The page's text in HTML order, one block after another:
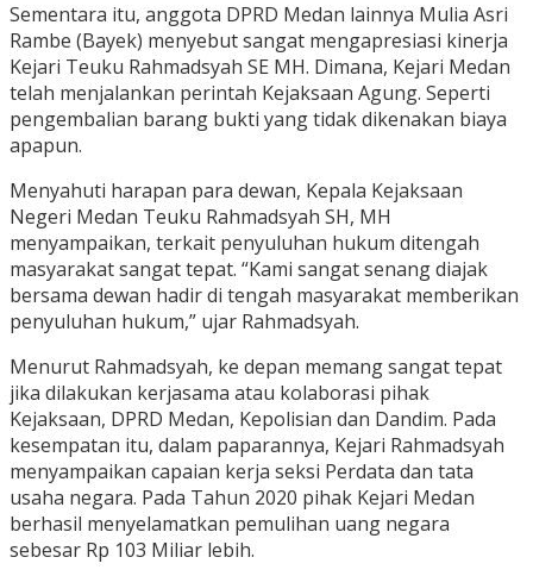
Sementara itu, anggota DPRD Medan lainnya Mulia Asri
Rambe (Bayek) menyebut sangat mengapresiasi kinerja
Kejari Teuku Rahmadsyah SE MH. Dimana, Kejari Medan
telah menjalankan perintah Kejaksaan Agung. Seperti
pengembalian barang bukti yang tidak dikenakan biaya
apapun.
Menyahuti harapan para dewan, Kepala Kejaksaan
Negeri Medan Teuku Rahmadsyah SH, MH
menyampaikan, terkait penyuluhan hukum ditengah
masyarakat sangat tepat. “Kami sangat senang diajak
bersama dewan hadir di tengah masyarakat memberikan
penyuluhan hukum,” ujar Rahmadsyah.
Menurut Rahmadsyah, ke depan memang sangat tepat
jika dilakukan kerjasama atau kolaborasi pihak
Kejaksaan, DPRD Medan, Kepolisian dan Dandim. Pada
kesempatan itu, dalam paparannya, Kejari Rahmadsyah
menyampaikan capaian kerja seksi Perdata dan tata
usaha negara. Pada Tahun 2020 pihak Kejari Medan
berhasil menyelamatkan pemulihan uang negara
sebesar Rp 103 Miliar lebih.